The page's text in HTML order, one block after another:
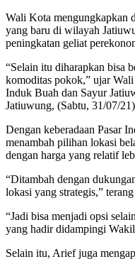
Wali Kota mengungkapkan
yang baru di wilayah
peningkatan geliat
“Selain itu diharapkan bisa
komoditas pokok,” ujar
Induk Buah dan Sayur
Jatiuwung, (Sabtu, 31/07/
Dengan keberadaan Pasar
menambah pilihan lokasi
dengan harga yang relatif
“Ditambah dengan
lokasi yang strategis,”
“Jadi bisa menjadi opsi
yang hadir didampingi
Selain itu, Arief juga